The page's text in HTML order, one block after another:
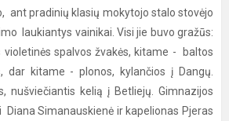
ant pradinių klasių mokytojo stalo stovėjo
laukiantys vainikai. Visi jie buvo gražūs:
violetinės spalvos žvakės, kitame - baltos
dar kitame - plonos, kylančios į Dangų.
nušviečiantis kelią į Betliejų. Gimnazijos
Simanauskienė ir kapelionas Pjeras